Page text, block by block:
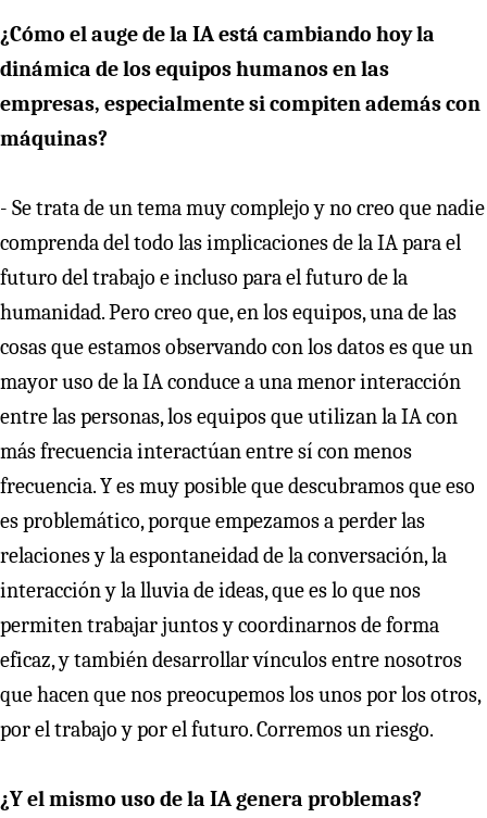
¿Cómo el auge de la IA está cambiando hoy la
dinámica de los equipos humanos en las
empresas, especialmente si compiten además con
máquinas?
- Se trata de un tema muy complejo y no creo que nadie
comprenda del todo las implicaciones de la IA para el
futuro del trabajo e incluso para el futuro de la
humanidad. Pero creo que, en los equipos, una de las
cosas que estamos observando con los datos es que un
mayor uso de la IA conduce a una menor interacción
entre las personas, los equipos que utilizan la IA con
más frecuencia interactúan entre sí con menos
frecuencia. Y es muy posible que descubramos que eso
es problemático, porque empezamos a perder las
relaciones y la espontaneidad de la conversación, la
interacción y la lluvia de ideas, que es lo que nos
permiten trabajar juntos y coordinarnos de forma
eficaz, y también desarrollar vínculos entre nosotros
que hacen que nos preocupemos los unos por los otros,
por el trabajo y por el futuro. Corremos un riesgo.
¿Y el mismo uso de la IA genera problemas?